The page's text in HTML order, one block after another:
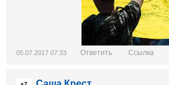
05.07.2017 07:33 Ответить Ссылка